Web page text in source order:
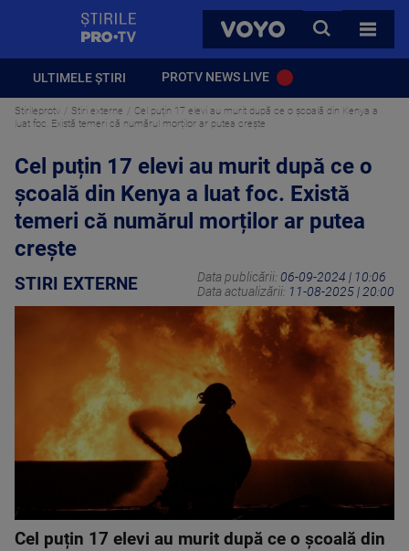
VOYO
CAUTA
TOATE
ULTIMELE ȘTIRI PROTV NEWS LIVE
Stirileprotv Stiri externe
Cel puțin 17 elevi au murit după ce o școală din Kenya a
luat foc. Există temeri că numărul morților ar putea crește
Cel puțin 17 elevi au murit după ce o
școală din Kenya a luat foc. Există
temeri că numărul morților ar putea
crește
STIRI EXTERNE Data publicării: 06-09-2024 | 10:06
Data actualizării: 11-08-2025 | 20:00
Cel puțin 17 elevi au murit după ce o școală din